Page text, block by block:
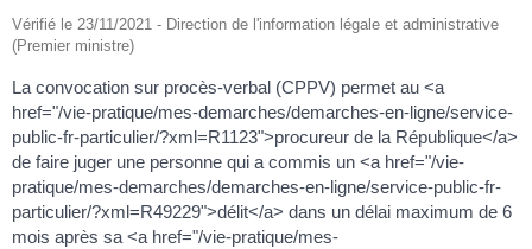
Vérifié le 23/11/2021 - Direction de l'information légale et administrative
(Premier ministre)
La convocation sur procès-verbal (CPPV) permet au <a
href="/vie-pratique/mes-demarches/demarches-en-ligne/service-
public-fr-particulier/?xml=R1123">procureur de la République</a>
de faire juger une personne qui a commis un <a href="/vie-
pratique/mes-demarches/demarches-en-ligne/service-public-fr-
particulier/?xml=R49229">délit</a> dans un délai maximum de 6
mois après sa <a href="/vie-pratique/mes-